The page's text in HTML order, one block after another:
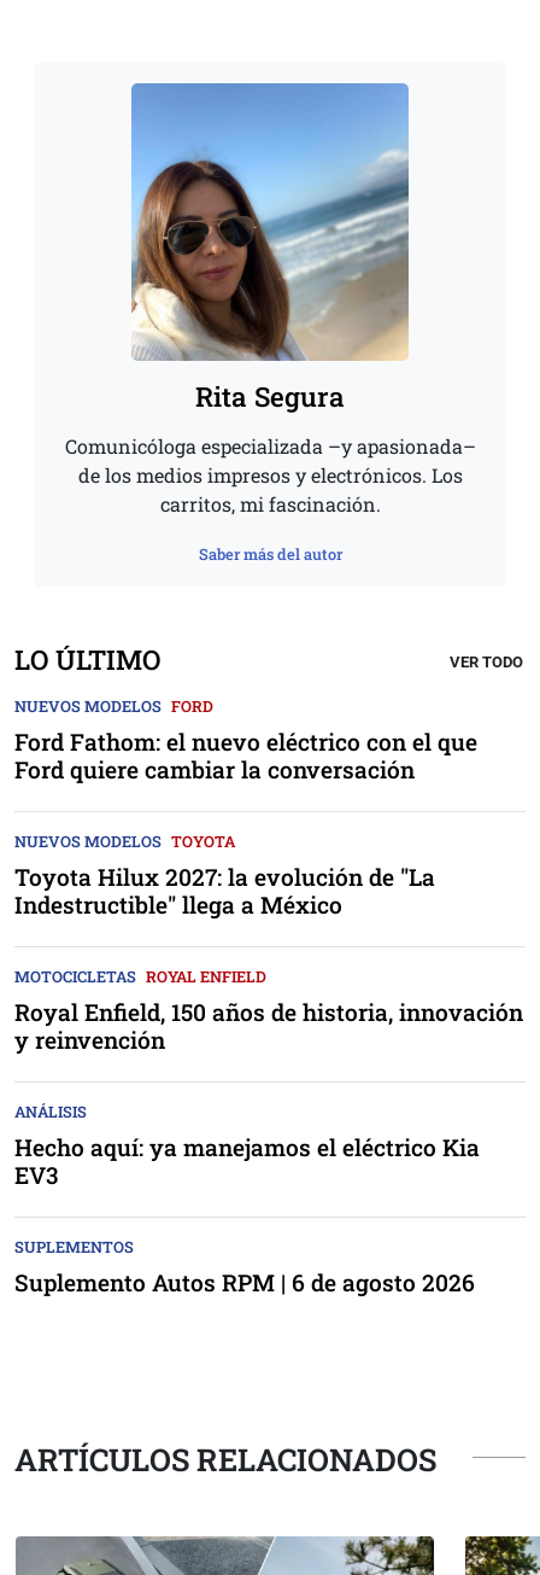
Rita Segura
Comunicóloga especializada –y apasionada–
de los medios impresos y electrónicos. Los
carritos, mi fascinación.
Saber más del autor
LO ÚLTIMO VER TODO
NUEVOS MODELOS FORD
Ford Fathom: el nuevo eléctrico con el que
Ford quiere cambiar la conversación
NUEVOS MODELOS TOYOTA
Toyota Hilux 2027: la evolución de "La
Indestructible" llega a México
MOTOCICLETAS ROYAL ENFIELD
Royal Enfield, 150 años de historia, innovación
y reinvención
ANÁLISIS
Hecho aquí: ya manejamos el eléctrico Kia
EV3
SUPLEMENTOS
Suplemento Autos RPM | 6 de agosto 2026
ARTÍCULOS RELACIONADOS